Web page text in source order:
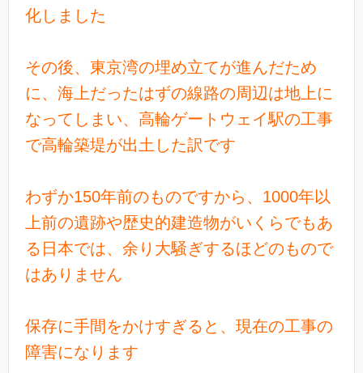
化しました
その後、東京湾の埋め立てが進んだため
に、海上だったはずの線路の周辺は地上に
なってしまい、高輪ゲートウェイ駅の工事
で高輪築堤が出土した訳です
わずか150年前のものですから、1000年以
上前の遺跡や歴史的建造物がいくらでもあ
る日本では、余り大騒ぎするほどのもので
はありません
保存に手間をかけすぎると、現在の工事の
障害になります